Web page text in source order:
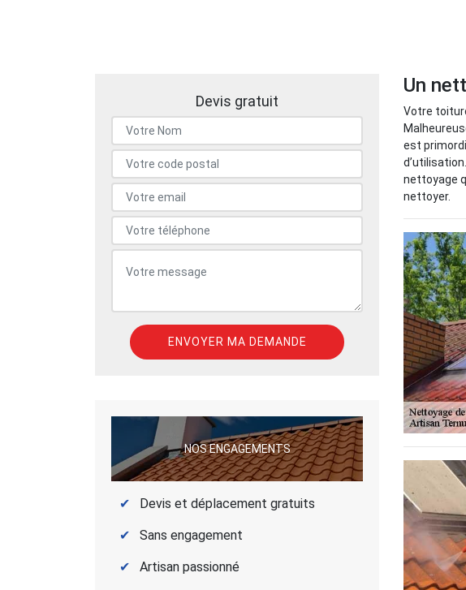
Devis gratuit
NOS ENGAGEMENTS
Devis et déplacement gratuits
Sans engagement
Artisan passionné
Un
Votre
est
nettoyage
nettoyer.